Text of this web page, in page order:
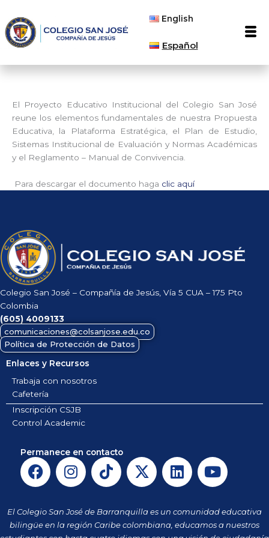
contenido
English
Español
El Proyecto Educativo Institucional del Colegio San José
reune los elementos fundamentales de nuestra Propuesta
Educativa, la Plataforma Estratégica, el Plan de Estudio,
Sistemas Institucional de Evaluación y Normas Académicas
y el Reglamento – Manual de Convivencia.
Para descargar el documento haga clic aquí
Colegio San José – Compañía de Jesús, Vía 5 CUA – 175 Pto
Colombia
(605) 4009133
comunicaciones@colsanjose.edu.co
Política de Protección de Datos
Enlaces y Recursos
Trabaja con nosotros
Cafetería
Inscripción CSJB
Control Academic
Permanece en contacto
F
a
e
b
I
n
t
a
T
i
t
o
X
-
w
i
L
i
k
e
Y
o
t
u
El Colegio San José de Barranquilla es un comunidad educativa
bilingüe en la región Caribe colombiana, educamos a nuestros